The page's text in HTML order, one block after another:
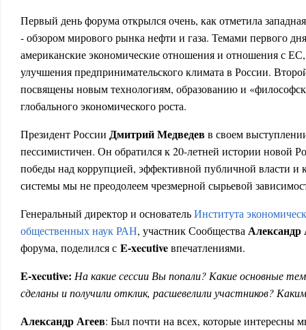
Первый день форума открылся очень, как отметила
- обзором мирового рынка нефти и газа. Темами первого
американские экономические отношения и отношения с
улучшения предпринимательского климата в России.
посвящены новым технологиям, образованию и
глобального экономического роста.
Президент России Дмитрий Медведевв своем
пессимистичен. Он обратился к 20-летней истории новой
победы над коррупцией, эффективной публичной власти и
системы мы не преодолеем чрезмерной сырьевой
Генеральный директор и основательИнститута
общественных наук РАН, участник Сообщества Александр
форума, поделился с E-xecutiveвпечатлениями.
E-xecutive: На какие сессии Вы попали? Какие основные
сделаны и получили отклик, расшевелили участников?
Александр Агеев: Был почти на всех, которые интересны